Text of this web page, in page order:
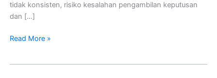
tidak konsisten, risiko kesalahan pengambilan keputusan
dan […]
Read More »